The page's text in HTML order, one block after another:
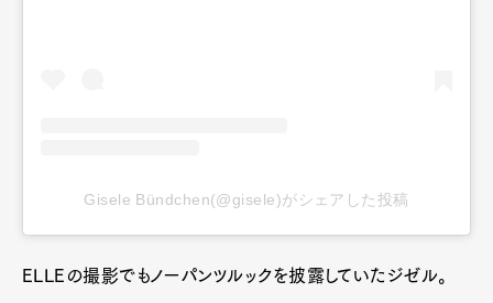
Gisele Bündchen(@gisele)がシェアした投稿
ELLEの撮影でもノーパンツルックを披露していたジゼル。